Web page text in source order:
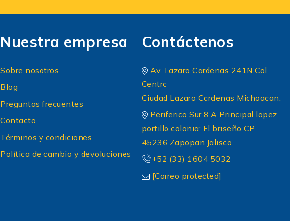
Nuestra empresa
Sobre nosotros
Blog
Preguntas frecuentes
Contacto
Términos y condiciones
Política de cambio y devoluciones
Contáctenos
Av. Lazaro Cardenas 241N Col.
Centro
Ciudad Lazaro Cardenas Michoacan.
Periferico Sur 8 A Principal lopez
portillo colonia: El briseño CP
45236 Zapopan Jalisco
+52 (33) 1604 5032
[Correo protected]